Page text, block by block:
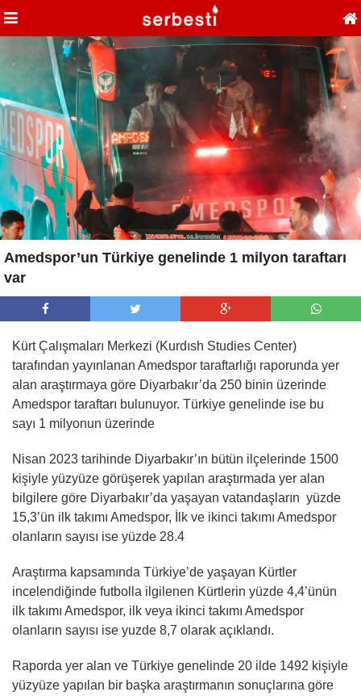
Amedspor’un Türkiye genelinde 1 milyon taraftarı
var
Kürt Çalışmaları Merkezi (Kurdısh Studies Center)
tarafından yayınlanan Amedspor taraftarlığı raporunda yer
alan araştırmaya göre Diyarbakır’da 250 binin üzerinde
Amedspor taraftarı bulunuyor. Türkiye genelinde ise bu
sayı 1 milyonun üzerinde
Nisan 2023 tarihinde Diyarbakır’ın bütün ilçelerinde 1500
kişiyle yüzyüze görüşerek yapılan araştırmada yer alan
bilgilere göre Diyarbakır’da yaşayan vatandaşların yüzde
15,3’ün ilk takımı Amedspor, İlk ve ikinci takımı Amedspor
olanların sayısı ise yüzde 28.4
Araştırma kapsamında Türkiye’de yaşayan Kürtler
incelendiğinde futbolla ilgilenen Kürtlerin yüzde 4,4’ünün
ilk takımı Amedspor, ilk veya ikinci takımı Amedspor
olanların sayısı ise yuzde 8,7 olarak açıklandı.
Raporda yer alan ve Türkiye genelinde 20 ilde 1492 kişiyle
yüzyüze yapılan bir başka araştırmanın sonuçlarına göre